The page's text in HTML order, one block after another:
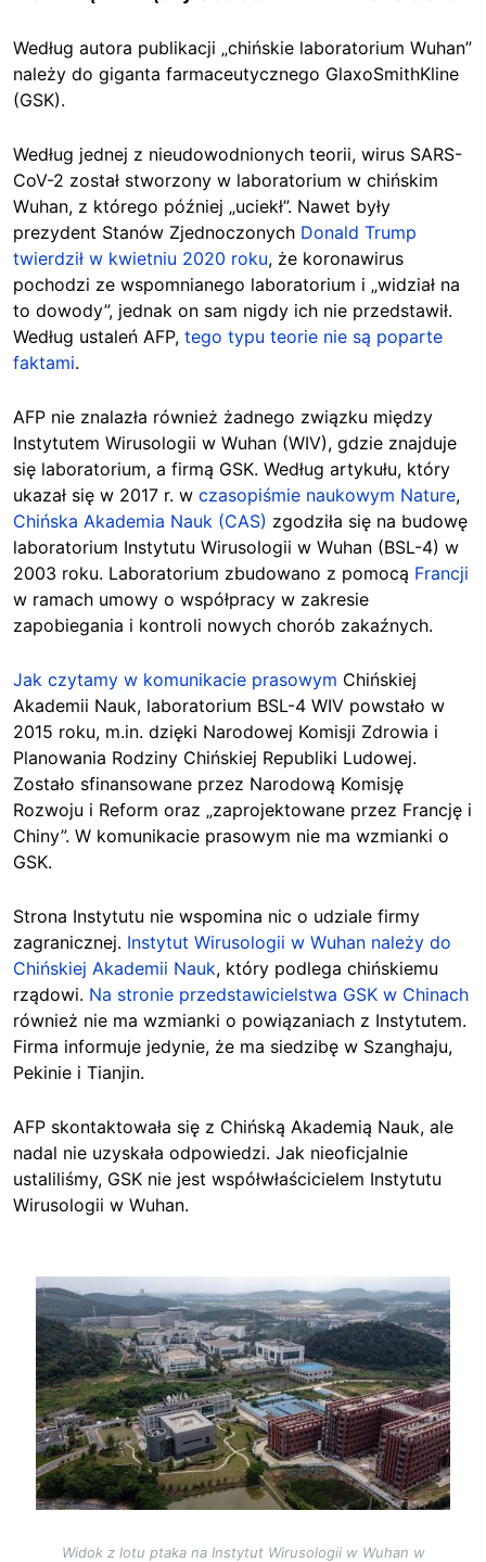
Według autora publikacji „chińskie laboratorium Wuhan”
należy do giganta farmaceutycznego GlaxoSmithKline
(GSK).
Według jednej z nieudowodnionych teorii, wirus SARS-
CoV-2 został stworzony w laboratorium w chińskim
Wuhan, z którego później „uciekł”. Nawet były
prezydent Stanów Zjednoczonych Donald Trump
twierdził w kwietniu 2020 roku, że koronawirus
pochodzi ze wspomnianego laboratorium i „widział na
to dowody”, jednak on sam nigdy ich nie przedstawił.
Według ustaleń AFP, tego typu teorie nie są poparte
faktami.
AFP nie znalazła również żadnego związku między
Instytutem Wirusologii w Wuhan (WIV), gdzie znajduje
się laboratorium, a firmą GSK. Według artykułu, który
ukazał się w 2017 r. w czasopiśmie naukowym Nature,
Chińska Akademia Nauk (CAS) zgodziła się na budowę
laboratorium Instytutu Wirusologii w Wuhan (BSL-4) w
2003 roku. Laboratorium zbudowano z pomocą Francji
w ramach umowy o współpracy w zakresie
zapobiegania i kontroli nowych chorób zakaźnych.
Jak czytamy w komunikacie prasowym Chińskiej
Akademii Nauk, laboratorium BSL-4 WIV powstało w
2015 roku, m.in. dzięki Narodowej Komisji Zdrowia i
Planowania Rodziny Chińskiej Republiki Ludowej.
Zostało sfinansowane przez Narodową Komisję
Rozwoju i Reform oraz „zaprojektowane przez Francję i
Chiny”. W komunikacie prasowym nie ma wzmianki o
GSK.
Strona Instytutu nie wspomina nic o udziale firmy
zagranicznej. Instytut Wirusologii w Wuhan należy do
Chińskiej Akademii Nauk, który podlega chińskiemu
rządowi. Na stronie przedstawicielstwa GSK w Chinach
również nie ma wzmianki o powiązaniach z Instytutem.
Firma informuje jedynie, że ma siedzibę w Szanghaju,
Pekinie i Tianjin.
AFP skontaktowała się z Chińską Akademią Nauk, ale
nadal nie uzyskała odpowiedzi. Jak nieoficjalnie
ustaliliśmy, GSK nie jest współwłaścicielem Instytutu
Wirusologii w Wuhan.
Image
Widok z lotu ptaka na Instytut Wirusologii w Wuhan w